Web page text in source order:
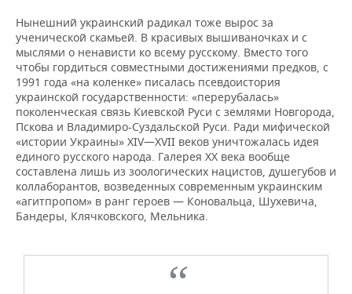
Нынешний украинский радикал тоже вырос за
ученической скамьей. В красивых вышиваночках и с
мыслями о ненависти ко всему русскому. Вместо того
чтобы гордиться совместными достижениями предков, с
1991 года «на коленке» писалась псевдоистория
украинской государственности: «перерубалась»
поколенческая связь Киевской Руси с землями Новгорода,
Пскова и Владимиро-Суздальской Руси. Ради мифической
«истории Украины» XIV—XVII веков уничтожалась идея
единого русского народа. Галерея XX века вообще
составлена лишь из зоологических нацистов, душегубов и
коллаборантов, возведенных современным украинским
«агитпропом» в ранг героев — Коновальца, Шухевича,
Бандеры, Клячковского, Мельника.